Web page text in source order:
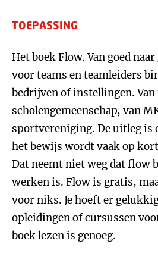
TOEPASSING
Het boek Flow. Van goed
voor teams en teamleiders
bedrijven of instellingen.
scholengemeenschap, van
sportvereniging. De uitleg is
het bewijs wordt vaak op
Dat neemt niet weg dat flow
werken is. Flow is gratis,
voor niks. Je hoeft er
opleidingen of cursussen
boek lezen is genoeg.